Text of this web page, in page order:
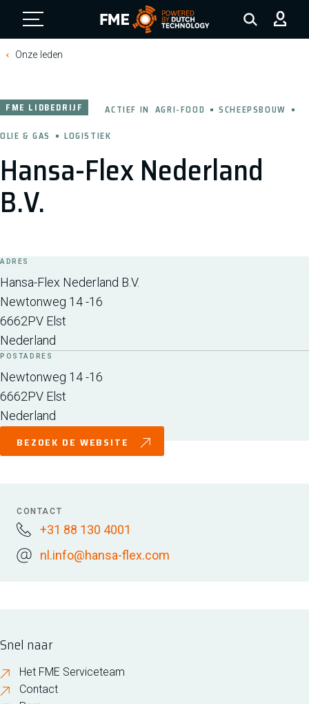
FME Logo, to the homepage
Onze leden
Hansa-Flex Nederland
B.V.
FME LIDBEDRIJF ACTIEF IN AGRI-FOOD
SCHEEPSBOUW
OLIE & GAS
LOGISTIEK
ADRES
Hansa-Flex Nederland B.V.
Newtonweg 14 -16
6662PV Elst
Nederland
POSTADRES
Newtonweg 14 -16
6662PV Elst
Nederland
BEZOEK DE WEBSITE
CONTACT
+31 88 130 4001
nl.info@hansa-flex.com
Snel naar
Het FME Serviceteam
Contact